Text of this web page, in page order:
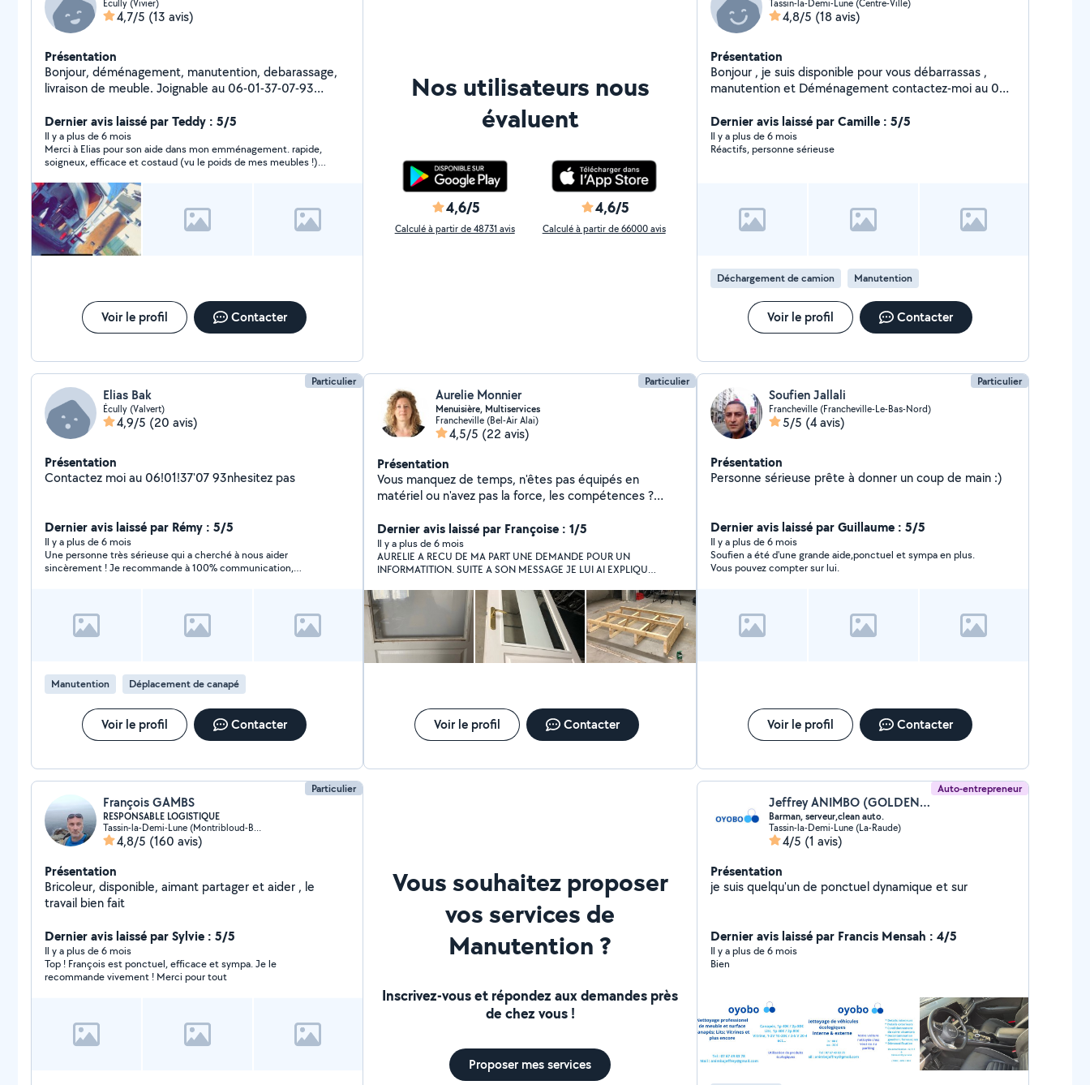
Écully (Vivier)
4,7/5 (13 avis)
Présentation
Bonjour, déménagement, manutention, debarassage,
livraison de meuble. Joignable au 06-01-37-07-93
Dernier avis laissé par Teddy : 5/5
Il y a plus de 6 mois
Merci à Elias pour son aide dans mon emménagement. rapide,
soigneux, efficace et costaud (vu le poids de mes meubles !)
Voir le profil Contacter
Nos utilisateurs nous
évaluent
4,6/5
Calculé à partir de 48731 avis
4,6/5
Calculé à partir de 66000 avis
Tassin-la-Demi-Lune (Centre-Ville)
4,8/5 (18 avis)
Présentation
Bonjour , je suis disponible pour vous débarrassas ,
manutention et Déménagement contactez-moi au 06-
Dernier avis laissé par Camille : 5/5
Il y a plus de 6 mois
Réactifs, personne sérieuse
Déchargement de camion Manutention
Voir le profil Contacter
Particulier
Elias Bak
Écully (Valvert)
4,9/5 (20 avis)
Présentation
Contactez moi au 06!01!37'07 93nhesitez pas
Dernier avis laissé par Rémy : 5/5
Il y a plus de 6 mois
Une personne très sérieuse qui a cherché à nous aider
sincèrement ! Je recommande à 100% communication,
Manutention Déplacement de canapé
Voir le profil Contacter
Particulier
Aurelie Monnier
Menuisière, Multiservices
Francheville (Bel-Air Alai)
4,5/5 (22 avis)
Présentation
Vous manquez de temps, n'êtes pas équipés en
matériel ou n'avez pas la force, les compétences ?
travaux de bricolage à votre domicile. Clientèle de
particuliers ET professionnels PAR EXEMPLE : Montage
de meubles en kit Découpe de plan de travail Pose de
moustiquaire Pose d'étagères, luminaires, tableaux, TV,
articles de SDB, etc. Installation de tringles à rideaux,
détecteur de fumée Remplacement de poignées de
porte MAIS AUSSI : Réalisation
menuiseries/agencements sur-mesure ou rénovation
d'articles en bois Entretien de terrasses et balcons
Dernier avis laissé par Françoise : 1/5
Il y a plus de 6 mois
AURELIE A RECU DE MA PART UNE DEMANDE POUR UN
INFORMATITION. SUITE A SON MESSAGE JE LUI AI EXPLIQUE L
POUR SECURISER LE GARAGE : AUCUNE REPONSE. NOUS
AVIONS EU SES PRESTATIONS POUR LE MONTAGE D UNE
TABLE BASSE/ PARTAITE// NOUS SOMMES DECUS
Voir le profil Contacter
Particulier
Soufien Jallali
Francheville (Francheville-Le-Bas-Nord)
5/5 (4 avis)
Présentation
Personne sérieuse prête à donner un coup de main :)
Dernier avis laissé par Guillaume : 5/5
Il y a plus de 6 mois
Soufien a été d'une grande aide,ponctuel et sympa en plus.
Vous pouvez compter sur lui.
Voir le profil Contacter
Particulier
François GAMBS
RESPONSABLE LOGISTIQUE
Tassin-la-Demi-Lune (Montribloud-Boyer)
4,8/5 (160 avis)
Présentation
Bricoleur, disponible, aimant partager et aider , le
travail bien fait
Dernier avis laissé par Sylvie : 5/5
Il y a plus de 6 mois
Top ! François est ponctuel, efficace et sympa. Je le
recommande vivement ! Merci pour tout
Vous souhaitez proposer
vos services de
Manutention ?
Inscrivez-vous et répondez aux demandes près
de chez vous !
Proposer mes services
Auto-entrepreneur
Jeffrey ANIMBO (GOLDEN COCKTAIL)
Barman, serveur,clean auto.
Tassin-la-Demi-Lune (La-Raude)
4/5 (1 avis)
Présentation
je suis quelqu'un de ponctuel dynamique et sur
Dernier avis laissé par Francis Mensah : 4/5
Il y a plus de 6 mois
Bien